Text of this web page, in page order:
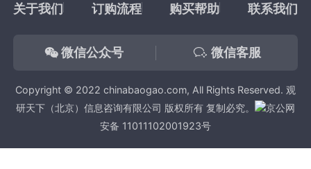
关于我们 订购流程 购买帮助 联系我们
微信公众号 微信客服
Copyright © 2022 chinabaogao.com, All Rights Reserved. 观
研天下（北京）信息咨询有限公司 版权所有 复制必究。
京公网
安备 11011102001923号